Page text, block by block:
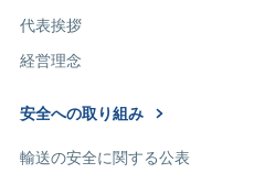
代表挨拶
経営理念
安全への取り組み
輸送の安全に関する公表